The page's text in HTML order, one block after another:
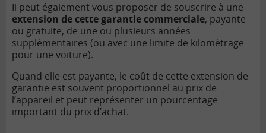
Il peut également vous proposer de souscrire à une
extension de cette garantie commerciale, payante
ou gratuite, de une ou plusieurs années
supplémentaires (ou avec une limite de kilométrage
pour une voiture).
Quand elle est payante, le coût de cette extension de
garantie est souvent proportionnel au prix de
l’appareil et peut représenter un pourcentage
important du prix d’achat.